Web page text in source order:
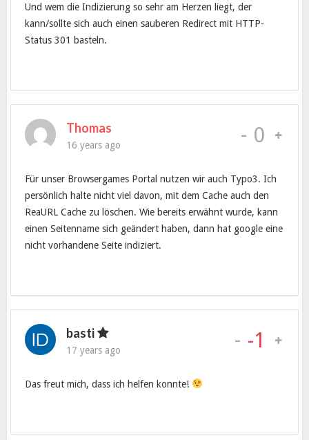
Und wem die Indizierung so sehr am Herzen liegt, der
kann/sollte sich auch einen sauberen Redirect mit HTTP-
Status 301 basteln.
Thomas
16 years ago - 0
Für unser Browsergames Portal nutzen wir auch Typo3. Ich
persönlich halte nicht viel davon, mit dem Cache auch den
ReaURL Cache zu löschen. Wie bereits erwähnt wurde, kann
einen Seitenname sich geändert haben, dann hat google eine
nicht vorhandene Seite indiziert.
basti
17 years ago - -1
Das freut mich, dass ich helfen konnte!